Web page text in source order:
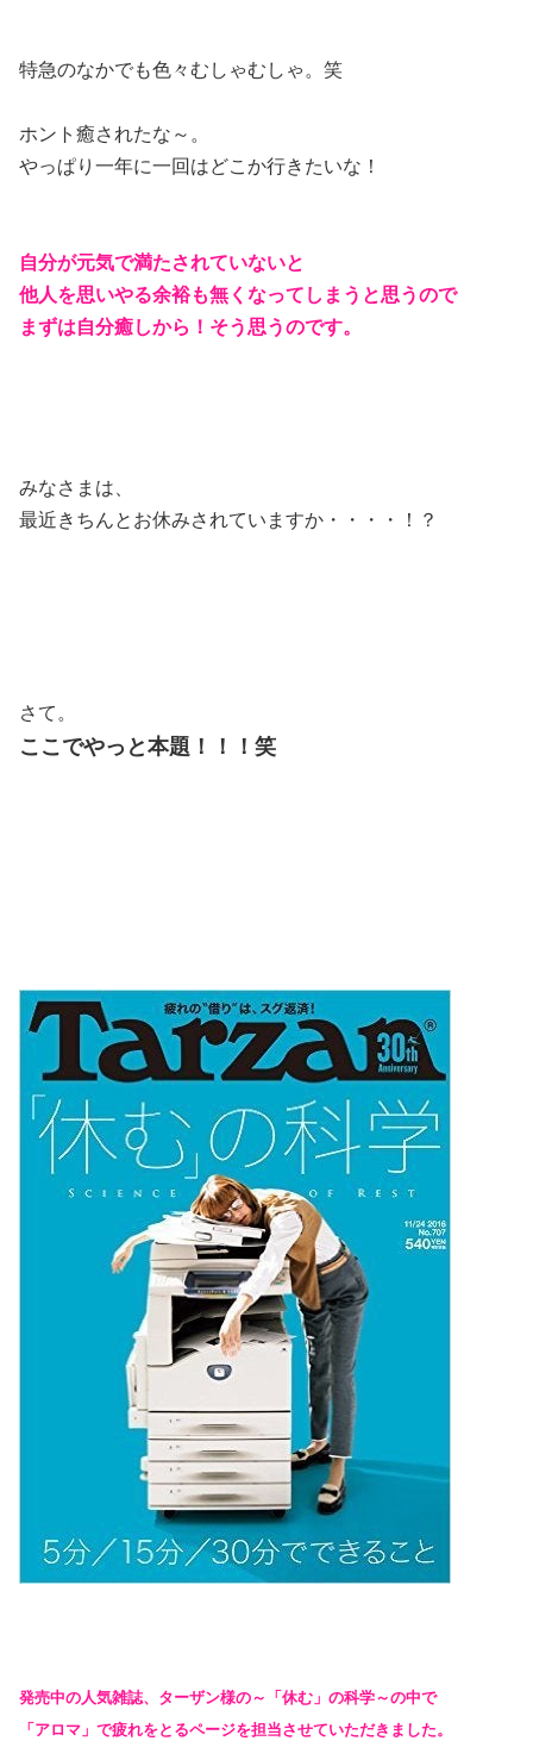
特急のなかでも色々むしゃむしゃ。笑
ホント癒されたな～。
やっぱり一年に一回はどこか行きたいな！
自分が元気で満たされていないと
他人を思いやる余裕も無くなってしまうと思うので
まずは自分癒しから！そう思うのです。
みなさまは、
最近きちんとお休みされていますか・・・・！？
さて。
ここでやっと本題！！！笑
発売中の人気雑誌、ターザン様の～「休む」の科学～の中で
「アロマ」で疲れをとるページを担当させていただきました。